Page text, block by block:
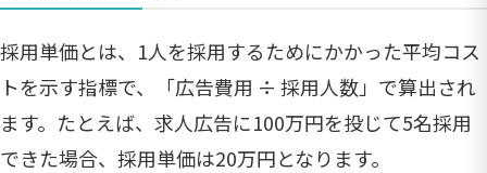
採用単価とは、1人を採用するためにかかった平均コス
トを示す指標で、「広告費用 ÷ 採用人数」で算出され
ます。たとえば、求人広告に100万円を投じて5名採用
できた場合、採用単価は20万円となります。